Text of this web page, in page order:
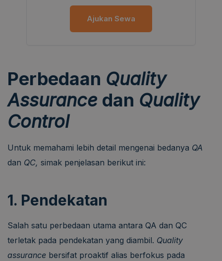
Ajukan Sewa
Perbedaan Quality
Assurance dan Quality
Control
Untuk memahami lebih detail mengenai bedanya QA
dan QC, simak penjelasan berikut ini:
1. Pendekatan
Salah satu perbedaan utama antara QA dan QC
terletak pada pendekatan yang diambil. Quality
assurance bersifat proaktif alias berfokus pada